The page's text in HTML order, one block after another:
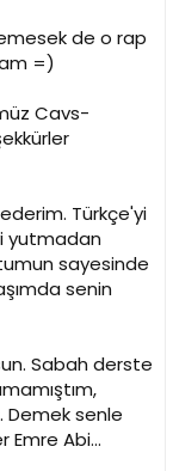
de o rap
=)
Cavs-
Türkçe'yi
yutmadan
sayesinde
senin
Sabah derste
Demek senle
Abi...